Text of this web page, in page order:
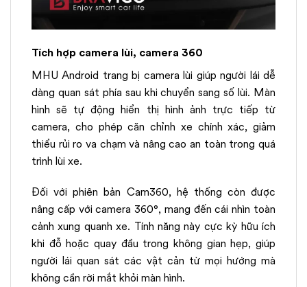
Tích hợp camera lùi, camera 360
MHU Android trang bị camera lùi giúp người lái dễ
dàng quan sát phía sau khi chuyển sang số lùi. Màn
hình sẽ tự động hiển thị hình ảnh trực tiếp từ
camera, cho phép căn chỉnh xe chính xác, giảm
thiểu rủi ro va chạm và nâng cao an toàn trong quá
trình lùi xe.
Đối với phiên bản Cam360, hệ thống còn được
nâng cấp với camera 360°, mang đến cái nhìn toàn
cảnh xung quanh xe. Tính năng này cực kỳ hữu ích
khi đỗ hoặc quay đầu trong không gian hẹp, giúp
người lái quan sát các vật cản từ mọi hướng mà
không cần rời mắt khỏi màn hình.